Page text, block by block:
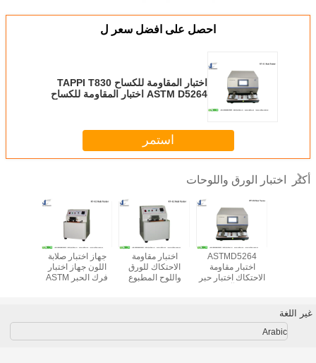
احصل على افضل سعر ل
اختبار المقاومة للكساح TAPPI T830
ASTM D5264 اختبار المقاومة للكساح
استمر
أكثر اختبار الورق واللوحات
جهاز اختبار صلابة
اللون جهاز اختبار
فرك الحبر ASTM
اختبار مقاومة
الاحتكاك للورق
واللوح المطبوع
ASTMD5264
اختبار مقاومة
الاحتكاك اختبار حبر
غير اللغة
Arabic